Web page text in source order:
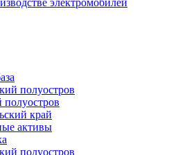
электромобилей
полуостров
полуостров
край
активы
полуостров